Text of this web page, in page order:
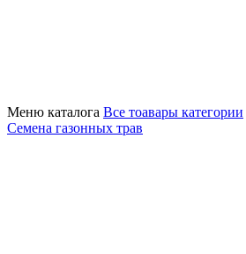
Меню каталога Все тоавары категории
Семена газонных трав